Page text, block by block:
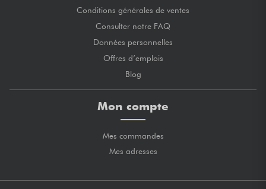
Conditions générales de ventes
Consulter notre FAQ
Données personnelles
Offres d’emplois
Blog
Mon compte
Mes commandes
Mes adresses